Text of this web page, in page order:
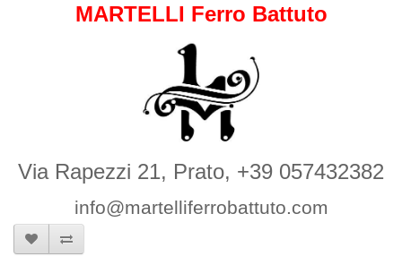
MARTELLI Ferro Battuto
Via Rapezzi 21, Prato, +39 057432382
info@martelliferrobattuto.com